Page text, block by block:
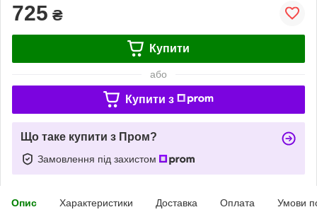
725 ₴
Купити
або
Купити з
Що таке купити з Пром?
Замовлення під захистом
Опис Характеристики Доставка Оплата Умови